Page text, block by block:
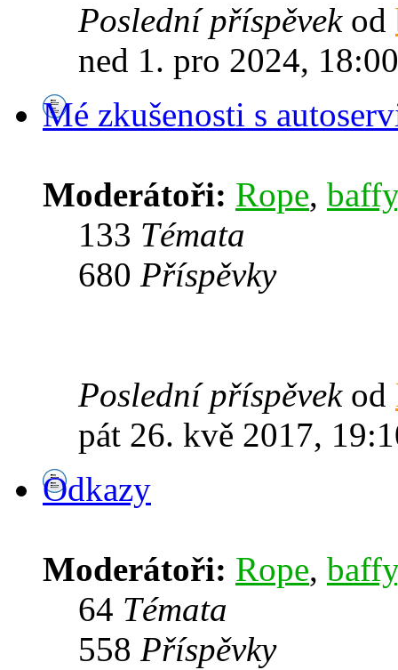
Poslední příspěvekod
ned 1. pro 2024, 18:00
Mé zkušenosti s
Moderátoři: Rope, baffy
133 Témata
680 Příspěvky
Poslední příspěvekod
pát 26. kvě 2017,
Odkazy
Moderátoři: Rope, baffy
64 Témata
558 Příspěvky